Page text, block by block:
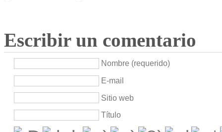
Escribir un comentario
Nombre (requerido)
E-mail
Sitio web
Título